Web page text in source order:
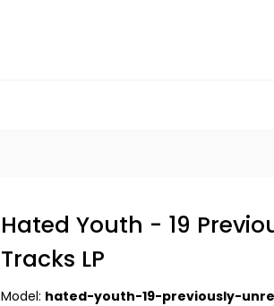
Hated Youth - 19
Tracks LP
Model: hated-youth-19-previously-